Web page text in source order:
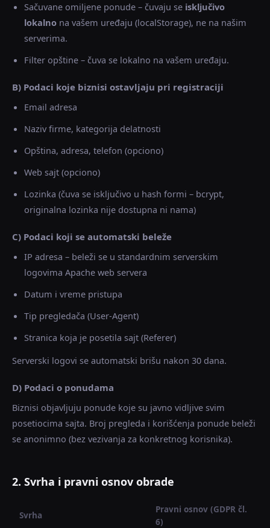
Sačuvane omiljene ponude – čuvaju se isključivo
lokalno na vašem uređaju (localStorage), ne na našim
serverima.
Filter opštine – čuva se lokalno na vašem uređaju.
B) Podaci koje biznisi ostavljaju pri registraciji
Email adresa
Naziv firme, kategorija delatnosti
Opština, adresa, telefon (opciono)
Web sajt (opciono)
Lozinka (čuva se isključivo u hash formi – bcrypt,
originalna lozinka nije dostupna ni nama)
C) Podaci koji se automatski beleže
IP adresa – beleži se u standardnim serverskim
logovima Apache web servera
Datum i vreme pristupa
Tip pregledača (User-Agent)
Stranica koja je posetila sajt (Referer)
Serverski logovi se automatski brišu nakon 30 dana.
D) Podaci o ponudama
Biznisi objavljuju ponude koje su javno vidljive svim
posetiocima sajta. Broj pregleda i korišćenja ponude beleži
se anonimno (bez vezivanja za konkretnog korisnika).
2. Svrha i pravni osnov obrade
Svrha
Pravni osnov (GDPR čl.
6)